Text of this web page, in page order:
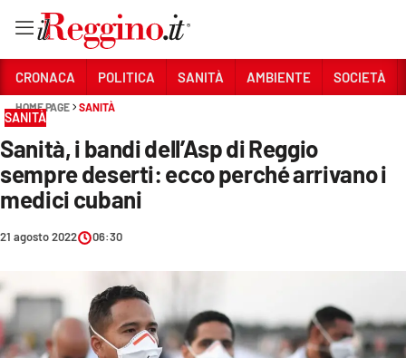
Sezioni
CRONACA
POLITICA
SANITÀ
SOCIETÀ
CULTURA
CRONACA POLITICA SANITÀ AMBIENTE SOCIETÀ
HOME PAGE SANITÀ
SANITÀ
Sanità, i bandi dell’Asp di Reggio
sempre deserti: ecco perché arrivano i
medici cubani
21 agosto 2022 06:30